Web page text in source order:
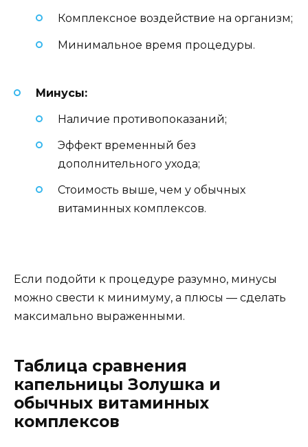
Комплексное воздействие на организм;
Минимальное время процедуры.
Минусы:
Наличие противопоказаний;
Эффект временный без
дополнительного ухода;
Стоимость выше, чем у обычных
витаминных комплексов.
Если подойти к процедуре разумно, минусы
можно свести к минимуму, а плюсы — сделать
максимально выраженными.
Таблица сравнения
капельницы Золушка и
обычных витаминных
комплексов